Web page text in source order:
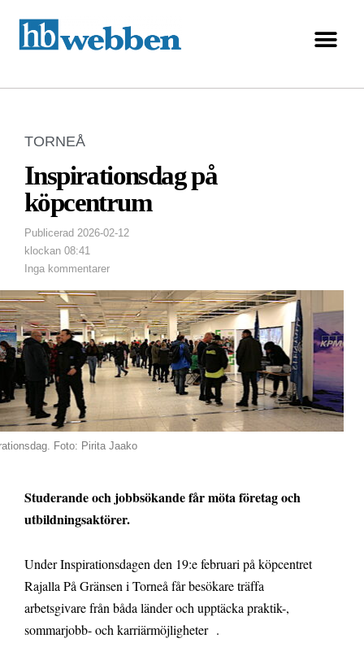
TORNEÅ
Inspirationsdag på
köpcentrum
Publicerad 2026-02-12
klockan 08:41
Inga kommentarer
Foto: Pirita Jaako
Studerande och jobbsökande får möta företag och
utbildningsaktörer.
Under Inspirationsdagen den 19:e februari på köpcentret
Rajalla På Gränsen i Torneå får besökare träffa
arbetsgivare från båda länder och upptäcka praktik-,
sommarjobb- och karriärmöjligheter .